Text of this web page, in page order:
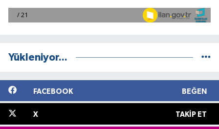
Yükleniyor...
FACEBOOK BEĞEN
X TAKIP ET